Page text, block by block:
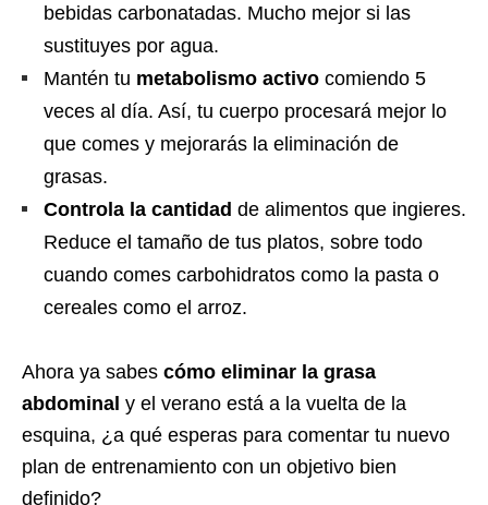
bebidas carbonatadas. Mucho mejor si las
sustituyes por agua.
Mantén tu metabolismo activo comiendo 5
veces al día. Así, tu cuerpo procesará mejor lo
que comes y mejorarás la eliminación de
grasas.
Controla la cantidad de alimentos que ingieres.
Reduce el tamaño de tus platos, sobre todo
cuando comes carbohidratos como la pasta o
cereales como el arroz.
Ahora ya sabes cómo eliminar la grasa
abdominal y el verano está a la vuelta de la
esquina, ¿a qué esperas para comentar tu nuevo
plan de entrenamiento con un objetivo bien
definido?